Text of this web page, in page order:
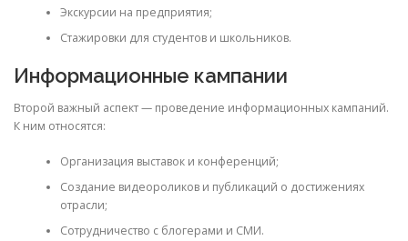
Экскурсии на предприятия;
Стажировки для студентов и школьников.
Информационные кампании
Второй важный аспект — проведение информационных кампаний.
К ним относятся:
Организация выставок и конференций;
Создание видеороликов и публикаций о достижениях
отрасли;
Сотрудничество с блогерами и СМИ.